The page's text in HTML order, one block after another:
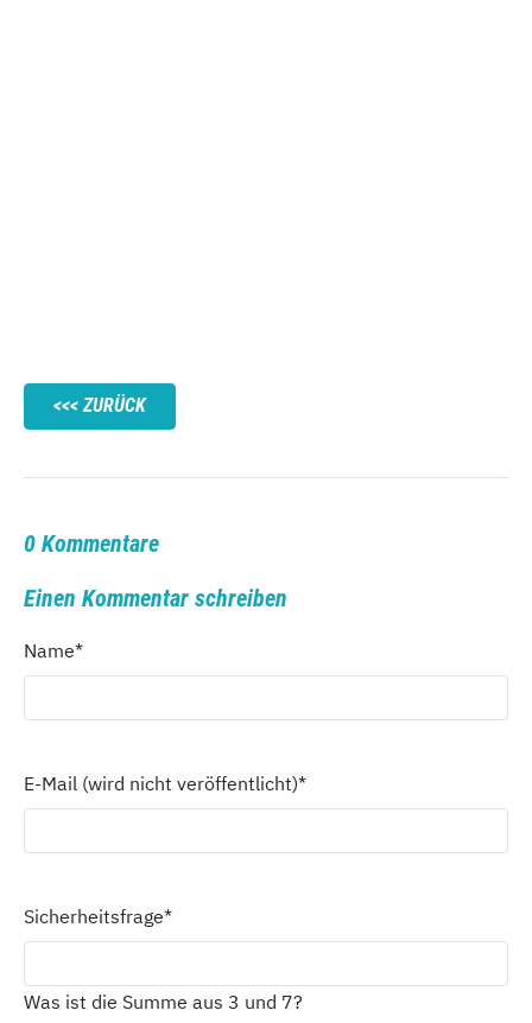
ZURÜCK
0 Kommentare
Einen Kommentar schreiben
Name*
E-Mail (wird nicht veröffentlicht)*
Sicherheitsfrage*
Was ist die Summe aus 3 und 7?